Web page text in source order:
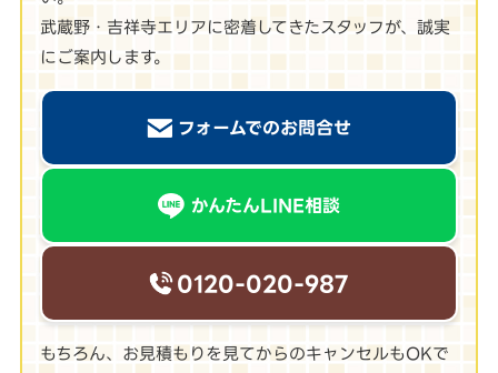
武蔵野・吉祥寺エリアに密着してきたスタッフが、誠実
にご案内します。
フォームでのお問合せ
かんたんLINE相談
0120-020-987
もちろん、お見積もりを見てからのキャンセルもOKで